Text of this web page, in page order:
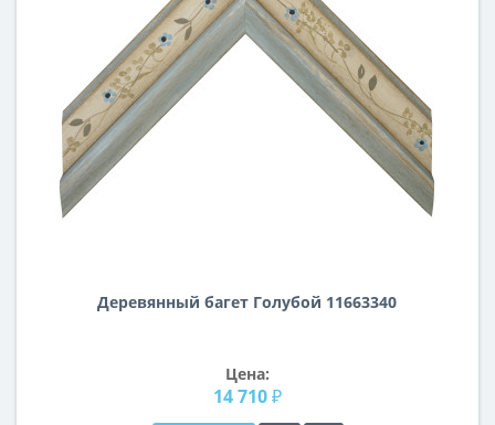
Деревянный багет Голубой 11663340
Цена:
14 710 ₽